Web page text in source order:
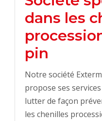
dans les
pin
Notre société
propose ses
lutter de façon
les chenilles